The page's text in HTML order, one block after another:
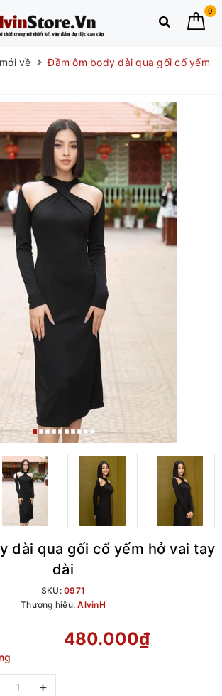
0
về
Đầm ôm body dài qua gối cổ yếm
dài qua gối cổ yếm hở vai tay
dài
SKU:0971
Thương hiệu:AlvinH
480.000₫
+